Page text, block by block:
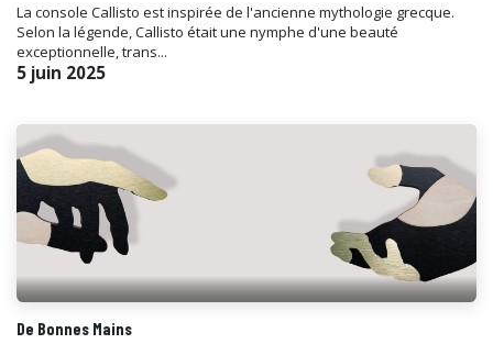
La console Callisto est inspirée de l'ancienne mythologie grecque.
Selon la légende, Callisto était une nymphe d'une beauté
exceptionnelle, trans...
5 juin 2025
De Bonnes Mains